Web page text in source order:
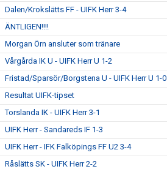
Dalen/Krokslätts FF - UIFK Herr 3-4
ÄNTLIGEN!!!!
Morgan Örn ansluter som tränare
Vårgårda IK U - UIFK Herr U 1-2
Fristad/Sparsör/Borgstena U - UIFK Herr U 1-0
Resultat UIFK-tipset
Torslanda IK - UIFK Herr 3-1
UIFK Herr - Sandareds IF 1-3
UIFK Herr - IFK Falköpings FF U2 3-4
Råslätts SK - UIFK Herr 2-2